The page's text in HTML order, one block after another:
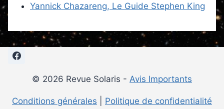
Yannick Chazareng, Le Guide Stephen King
© 2026 Revue Solaris - Avis Importants
Conditions générales Politique de confidentialité